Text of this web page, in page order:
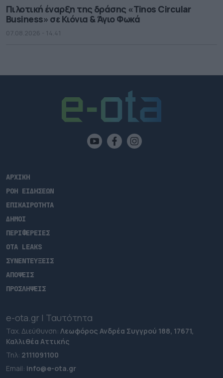
Πιλοτική έναρξη της δράσης «Tinos Circular
Business» σε Κιόνια & Άγιο Φωκά
07.08.2026 - 14.41
ΑΡΧΙΚΗ
ΡΟΗ ΕΙΔΗΣΕΩΝ
ΕΠΙΚΑΙΡΟΤΗΤΑ
ΔΗΜΟΙ
ΠΕΡΙΦΕΡΕΙΕΣ
OTA LEAKS
ΣΥΝΕΝΤΕΥΞΕΙΣ
ΑΠΟΨΕΙΣ
ΠΡΟΣΛΗΨΕΙΣ
e-ota.gr | Ταυτότητα
Ταχ. Διεύθυνση: Λεωφόρος Ανδρέα Συγγρού 188, 17671,
Καλλιθέα Αττικής
Τηλ: 2111091100
Εmail: info@e-ota.gr